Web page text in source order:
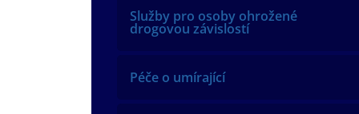
Služby pro osoby ohrožené
drogovou závislostí
Péče o umírající